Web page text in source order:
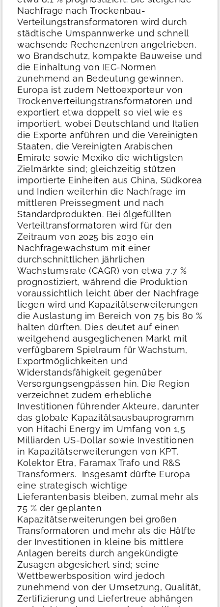
Nachfrage nach Trockenbau-
Verteilungstransformatoren wird durch
städtische Umspannwerke und schnell
wachsende Rechenzentren angetrieben,
wo Brandschutz, kompakte Bauweise und
die Einhaltung von IEC-Normen
zunehmend an Bedeutung gewinnen.
Europa ist zudem Nettoexporteur von
Trockenverteilungstransformatoren und
exportiert etwa doppelt so viel wie es
importiert, wobei Deutschland und Italien
die Exporte anführen und die Vereinigten
Staaten, die Vereinigten Arabischen
Emirate sowie Mexiko die wichtigsten
Zielmärkte sind; gleichzeitig stützen
importierte Einheiten aus China, Südkorea
und Indien weiterhin die Nachfrage im
mittleren Preissegment und nach
Standardprodukten. Bei ölgefüllten
Verteiltransformatoren wird für den
Zeitraum von 2025 bis 2030 ein
Nachfragewachstum mit einer
durchschnittlichen jährlichen
Wachstumsrate (CAGR) von etwa 7,7 %
prognostiziert, während die Produktion
voraussichtlich leicht über der Nachfrage
liegen wird und Kapazitätserweiterungen
die Auslastung im Bereich von 75 bis 80 %
halten dürften. Dies deutet auf einen
weitgehend ausgeglichenen Markt mit
verfügbarem Spielraum für Wachstum,
Exportmöglichkeiten und
Widerstandsfähigkeit gegenüber
Versorgungsengpässen hin. Die Region
verzeichnet zudem erhebliche
Investitionen führender Akteure, darunter
das globale Kapazitätsausbauprogramm
von Hitachi Energy im Umfang von 1,5
Milliarden US-Dollar sowie Investitionen
in Kapazitätserweiterungen von KPT,
Kolektor Etra, Faramax Trafo und R&S
Transformers.
Insgesamt dürfte Europa
eine strategisch wichtige
Lieferantenbasis bleiben, zumal mehr als
75 % der geplanten
Kapazitätserweiterungen bei großen
Transformatoren und mehr als die Hälfte
der Investitionen in kleine bis mittlere
Anlagen bereits durch angekündigte
Zusagen abgesichert sind; seine
Wettbewerbsposition wird jedoch
zunehmend von der Umsetzung, Qualität,
Zertifizierung und Liefertreue abhängen